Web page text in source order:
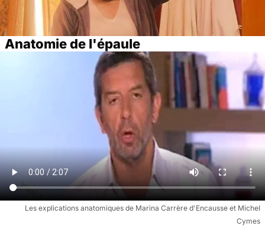
Anatomie de l'épaule
Les explications anatomiques de Marina Carrère d'Encausse et Michel
Cymes